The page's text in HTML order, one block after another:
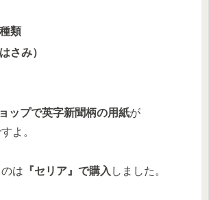
類
さみ）
ップで英字新聞柄の用紙が
よ。
は 『セリア』で購入 しました。